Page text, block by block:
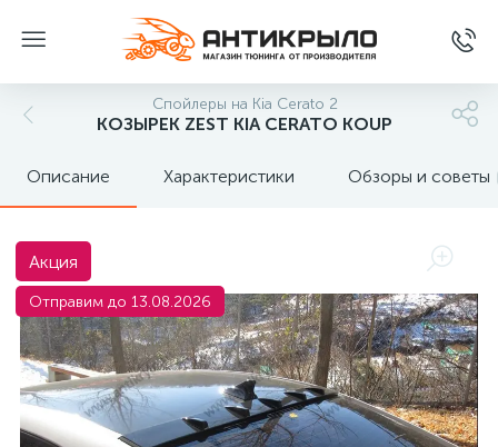
Спойлеры на Kia Cerato 2
КОЗЫРЕК ZEST KIA CERATO KOUP
Описание Характеристики Обзоры и советы
Акция
Отправим до 13.08.2026